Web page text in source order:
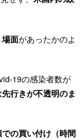
面があったかのよ
19の感染者数が
行きが不透明のま
の買い付け（時間